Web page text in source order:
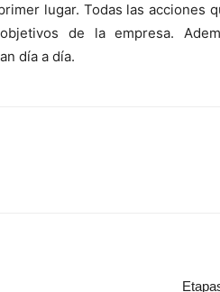
lugar. Todas las acciones
de la empresa.
día a día.